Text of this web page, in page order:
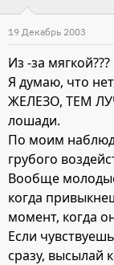
19 Декабрь 2003
Из -за мягкой???
Я думаю, что
ЖЕЛЕЗО, ТЕМ
лошади.
По моим
грубого
Вообще
когда
момент, когда
Если
сразу, высылай